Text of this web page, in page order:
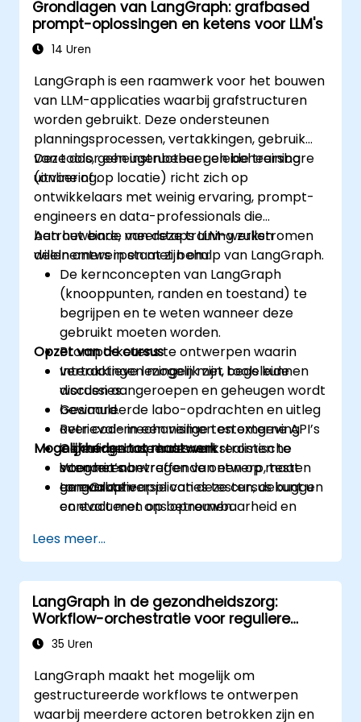
Grondlagen van LangGraph: grafbased
prompt-oplossingen en ketens voor LLM's
14 Uren
LangGraph is een raamwerk voor het bouwen
van LLM-applicaties waarbij grafstructuren
worden gebruikt. Deze ondersteunen
planningsprocessen, vertakkingen, gebruik
van tools, geheugenbeheer en beheersbare
uitvoering.
Deze door een instructeur geleide training
(online of op locatie) richt zich op
ontwikkelaars met weinig ervaring, prompt-
engineers en data-professionals die
betrouwbare, meerstaps LLM-werkstromen
willen ontwerpen met behulp van LangGraph.
Aan het einde van deze training zullen
deelnemers in staat zijn om:
De kernconcepten van LangGraph
(knooppunten, randen en toestand) te
begrijpen en te weten wanneer deze
gebruikt moeten worden.
Prompt-ketens te ontwerpen waarin
vertakkingen mogelijk zijn, tools kunnen
worden aangeroepen en geheugen wordt
bewaard.
Retrieval-mechanismen en externe API’s
in graf-gebaseerde werkstromen te
integreren.
LangGraph-applicaties testen, debuggen
en evalueren op betrouwbaarheid en
Opzet van de cursus
Interactieve lezingen met begeleide
discussies.
Gesimuleerde labo-opdrachten en uitleg
over code in een veilige testomgeving.
Oefeningen op basis van realistische
scenario’s betreffende ontwerp, testen
en evaluatie.
Mogelijkheden tot maatwerk
Voor het aanvragen van een op maat
gemaakte versie van deze cursus kunt u
contact met ons opnemen.
Lees meer...
LangGraph in de gezondheidszorg:
Workflow-orchestratie voor reguliere
omgevingen
35 Uren
LangGraph maakt het mogelijk om
gestructureerde workflows te ontwerpen
waarbij meerdere actoren betrokken zijn en